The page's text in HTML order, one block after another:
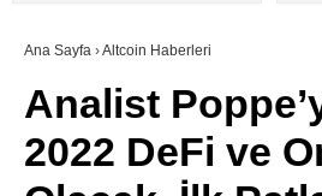
SÖZLÜK
Ana Sayfa ›Altcoin Haberleri
Analist
2022 DeFi ve